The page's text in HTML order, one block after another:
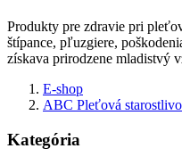
Produkty pre zdravie pri
štípance, pľuzgiere,
získava prirodzene mladistvý
E-shop
ABC Pleťová
Kategória